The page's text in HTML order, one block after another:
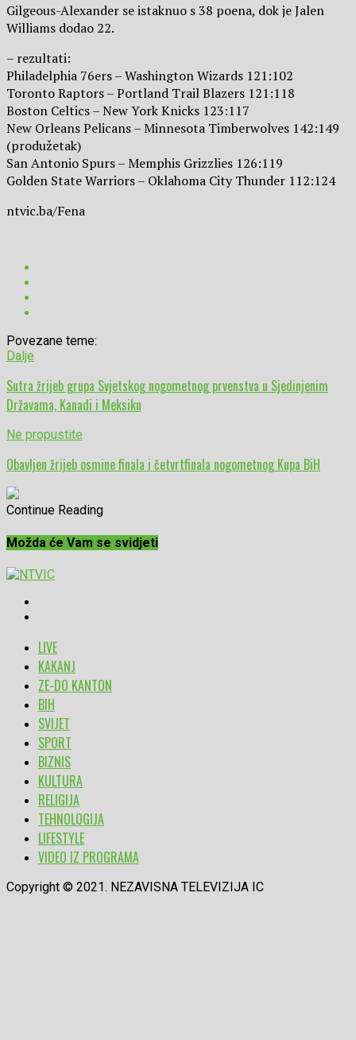
Gilgeous-Alexander se istaknuo s 38 poena, dok je Jalen
Williams dodao 22.
– rezultati:
Philadelphia 76ers – Washington Wizards 121:102
Toronto Raptors – Portland Trail Blazers 121:118
Boston Celtics – New York Knicks 123:117
New Orleans Pelicans – Minnesota Timberwolves 142:149
(produžetak)
San Antonio Spurs – Memphis Grizzlies 126:119
Golden State Warriors – Oklahoma City Thunder 112:124
ntvic.ba/Fena
Povezane teme:
Dalje
Sutra žrijeb grupa Svjetskog nogometnog prvenstva u Sjedinjenim
Državama, Kanadi i Meksiku
Ne propustite
Obavljen žrijeb osmine finala i četvrtfinala nogometnog Kupa BiH
Continue Reading
Možda će Vam se svidjeti
LIVE
KAKANJ
ZE-DO KANTON
BIH
SVIJET
SPORT
BIZNIS
KULTURA
RELIGIJA
TEHNOLOGIJA
LIFESTYLE
VIDEO IZ PROGRAMA
Copyright © 2021. NEZAVISNA TELEVIZIJA IC